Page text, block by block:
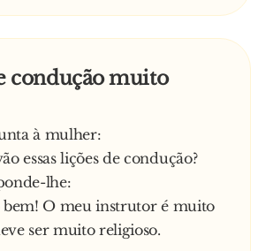
condução muito
à mulher:
essas lições de condução?
lhe:
bem! O meu instrutor é muito
ser muito religioso.